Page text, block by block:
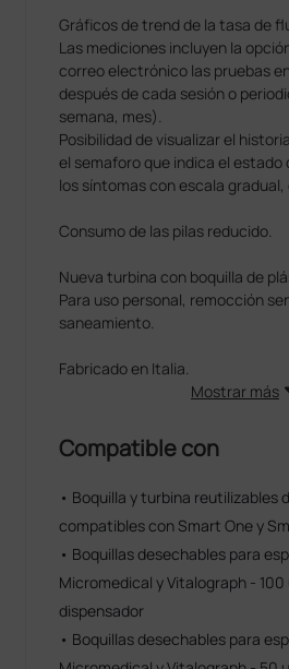
Gráficos de trend de la tasa de
Las mediciones incluyen la
correo electrónico las pruebas
después de cada sesión o
semana, mes).
Posibilidad de visualizar el
el semaforo que indica el estado
los síntomas con escala
Consumo de las pilas reducido.
Nueva turbina con boquilla de
Para uso personal, remocción
saneamiento.
Fabricado en Italia.
Mostrar más
Compatible con
• Boquilla y turbina reutilizables
compatibles con Smart One y
• Boquillas desechables para
Micromedical y Vitalograph - 100
dispensador
• Boquillas desechables para